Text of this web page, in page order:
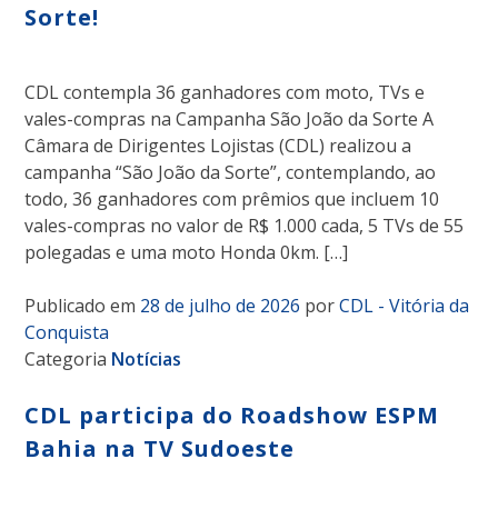
Sorte!
CDL contempla 36 ganhadores com moto, TVs e
vales-compras na Campanha São João da Sorte A
Câmara de Dirigentes Lojistas (CDL) realizou a
campanha “São João da Sorte”, contemplando, ao
todo, 36 ganhadores com prêmios que incluem 10
vales-compras no valor de R$ 1.000 cada, 5 TVs de 55
polegadas e uma moto Honda 0km. […]
Publicado em 28 de julho de 2026 porCDL - Vitória da
Conquista
Categoria Notícias
CDL participa do Roadshow ESPM
Bahia na TV Sudoeste